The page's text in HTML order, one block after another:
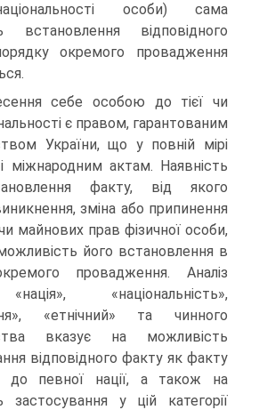
особи) сама
встановлення відповідного
окремого провадження
себе особою до тієї чи
є правом, гарантованим
України, що у повній мірі
і міжнародним актам. Наявність
факту, від якого
зміна або припинення
майнових прав фізичної особи,
його встановлення в
провадження. Аналіз
«національність»,
«етнічний» та чинного
вказує на можливість
відповідного факту як факту
до певної нації, а також на
застосування у цій категорії